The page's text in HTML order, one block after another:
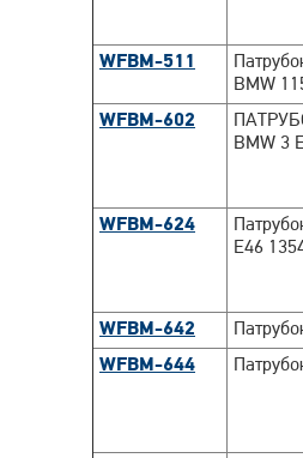
WFBM-511
BMW
WFBM-602
BMW 3
WFBM-624
E46
WFBM-642
WFBM-644